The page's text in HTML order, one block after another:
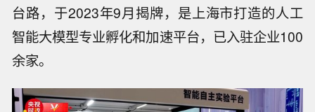
台路，于2023年9月揭牌，是上海市打造的人工
智能大模型专业孵化和加速平台，已入驻企业100
余家。